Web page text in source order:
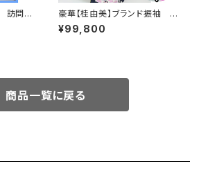
訪問着
豪華【桂由美】ブランド振袖 正
絹 華麗 振袖セット s746
¥99,800
商品一覧に戻る